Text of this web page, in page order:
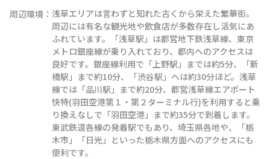
周辺環境： 浅草エリアは言わずと知れた古くから栄えた繁華街。
周辺には有名な観光地や飲食店が多数存在し活気にあ
ふれています。「浅草駅」は都営地下鉄浅草線、東京
メトロ銀座線が乗り入れており、都内へのアクセスは
良好です。銀座線利用で「上野駅」までは約5分、「新
橋駅」まで約10分、「渋谷駅」へは約30分ほど。浅草
線では「品川駅」まで約20分、都営浅草線エアポート
快特(羽田空港第１・第２ターミナル行)を利用すると乗
り換えなしで「羽田空港」まで約35分で到着します。
東武鉄道各線の発着駅でもあり、埼玉県各地や、「栃
木市」「日光」といった栃木県方面へのアクセスにも
便利です。